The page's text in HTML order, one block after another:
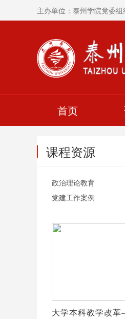
主办单位：泰州学院党委
首页
课程资源
政治理论教育
党建工作案例
大学本科教学改